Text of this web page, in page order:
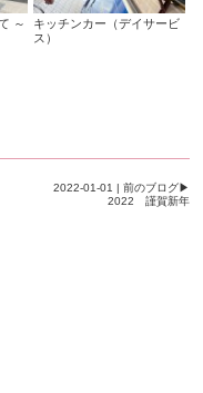
～
キッチンカー（デイサービ
ス）
2022-01-01 | 前のブログ▶
2022 謹賀新年